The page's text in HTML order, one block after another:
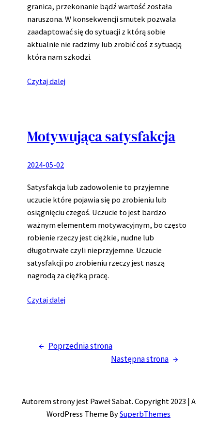
granica, przekonanie bądź wartość została
naruszona. W konsekwencji smutek pozwala
zaadaptować się do sytuacji z którą sobie
aktualnie nie radzimy lub zrobić coś z sytuacją
która nam szkodzi.
Czytaj dalej
Motywująca satysfakcja
2024-05-02
Satysfakcja lub zadowolenie to przyjemne
uczucie które pojawia się po zrobieniu lub
osiągnięciu czegoś. Uczucie to jest bardzo
ważnym elementem motywacyjnym, bo często
robienie rzeczy jest ciężkie, nudne lub
długotrwałe czyli nieprzyjemne. Uczucie
satysfakcji po zrobieniu rzeczy jest naszą
nagrodą za ciężką pracę.
Czytaj dalej
← Poprzednia strona
Następna strona →
Autorem strony jest Paweł Sabat. Copyright 2023 | A
WordPress Theme BySuperbThemes